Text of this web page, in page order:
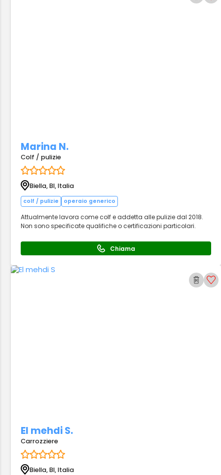
Marina N.
Colf / pulizie
Biella, BI, Italia
colf / pulizie operaio generico
Attualmente lavora come colf e addetta alle pulizie dal 2018.
Non sono specificate qualifiche o certificazioni particolari.
Chiama
El mehdi S.
Carrozziere
Biella, BI, Italia